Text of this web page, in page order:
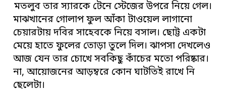
মতলুব তার স্যারকে টেনে স্টেজের উপরে নিয়ে গেল।
মাঝখানের গোলাপ ফুল আঁকা টাওয়েল লাগানো
চেয়ারটায় দবির সাহেবকে নিয়ে বসাল। ছোট্ট একটা
মেয়ে হাতে ফুলের তোড়া তুলে দিল। ঝাপসা দেখলেও
আজ যেন তার চোখে সবকিছু কাঁচের মতো পরিষ্কার।
না, আয়োজনের আড়ম্বরে কোন ঘাটতিই রাখে নি
ছেলেটা।